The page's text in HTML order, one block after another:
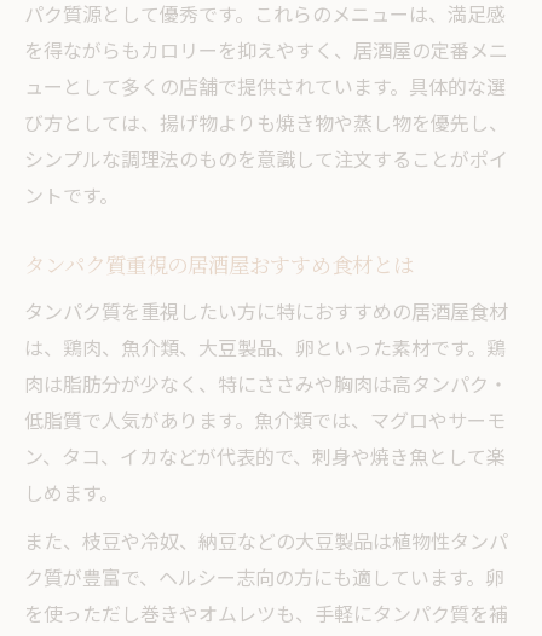
パク質源として優秀です。これらのメニューは、満足感
を得ながらもカロリーを抑えやすく、居酒屋の定番メニ
ューとして多くの店舗で提供されています。具体的な選
び方としては、揚げ物よりも焼き物や蒸し物を優先し、
シンプルな調理法のものを意識して注文することがポイ
ントです。
タンパク質重視の居酒屋おすすめ食材とは
タンパク質を重視したい方に特におすすめの居酒屋食材
は、鶏肉、魚介類、大豆製品、卵といった素材です。鶏
肉は脂肪分が少なく、特にささみや胸肉は高タンパク・
低脂質で人気があります。魚介類では、マグロやサーモ
ン、タコ、イカなどが代表的で、刺身や焼き魚として楽
しめます。
また、枝豆や冷奴、納豆などの大豆製品は植物性タンパ
ク質が豊富で、ヘルシー志向の方にも適しています。卵
を使っただし巻きやオムレツも、手軽にタンパク質を補